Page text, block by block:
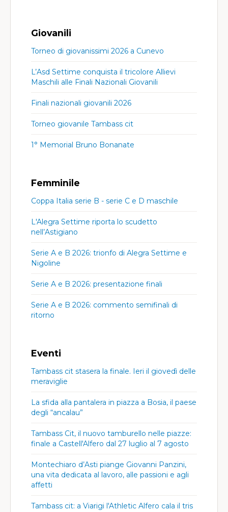
Giovanili
Torneo di giovanissimi 2026 a Cunevo
L’Asd Settime conquista il tricolore Allievi
Maschili alle Finali Nazionali Giovanili
Finali nazionali giovanili 2026
Torneo giovanile Tambass cit
1° Memorial Bruno Bonanate
Femminile
Coppa Italia serie B - serie C e D maschile
L'Alegra Settime riporta lo scudetto
nell’Astigiano
Serie A e B 2026: trionfo di Alegra Settime e
Nigoline
Serie A e B 2026: presentazione finali
Serie A e B 2026: commento semifinali di
ritorno
Eventi
Tambass cit stasera la finale. Ieri il giovedì delle
meraviglie
La sfida alla pantalera in piazza a Bosia, il paese
degli “ancalau”
Tambass Cit, il nuovo tamburello nelle piazze:
finale a Castell'Alfero dal 27 luglio al 7 agosto
Montechiaro d’Asti piange Giovanni Panzini,
una vita dedicata al lavoro, alle passioni e agli
affetti
Tambass cit: a Viarigi l'Athletic Alfero cala il tris